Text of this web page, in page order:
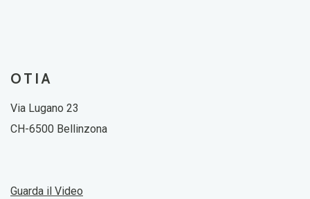
OTIA
Via Lugano 23
CH-6500 Bellinzona
Guarda il Video